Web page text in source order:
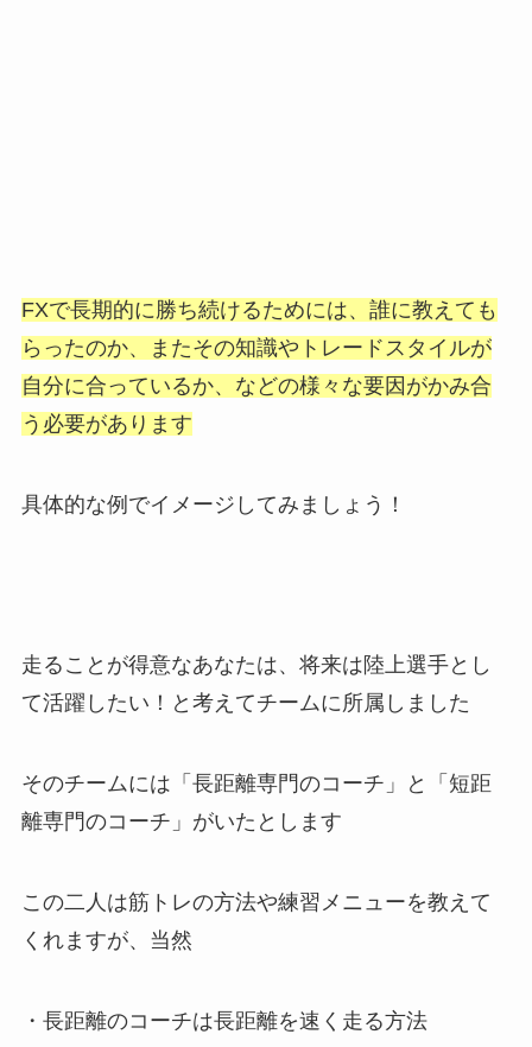
FXで長期的に勝ち続けるためには、 誰に教えても
らったのか、またその知識やトレードスタイルが
自分に合っているか、などの様々な要因がかみ合
う必要があります
具体的な例でイメージしてみましょう！
走ることが得意なあなたは、将来は陸上選手とし
て活躍したい！と考えてチームに所属しました
そのチームには「長距離専門のコーチ」と「短距
離専門のコーチ」がいたとします
この二人は筋トレの方法や練習メニューを教えて
くれますが、当然
・長距離のコーチは長距離を速く走る方法